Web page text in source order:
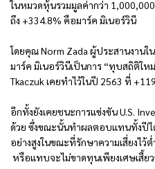
ในหมวดหุ้นรวมมูลค่ากว่า
ถึง +334.8% คือมาร์ค มิเนอร์วินี
โดยคุณ Norm Zada ผู้ประสานงาน
มาร์ค มิเนอร์วินีเป็นการ “ทุบสถิติใ
Tkaczuk เคยทำไว้ในปี 2563 ที่
อีกทั้งยังเคยชนะการแข่งขัน U.S.
ด้วย ซึ่งขณะนั้นทำผลตอบแทนทั้งปีไ
อย่างสูงในขณะที่รักษาความเสี่ยงไว้ต่
หรือแทบจะไม่ขาดทุนเพียงเศษเสี้ย